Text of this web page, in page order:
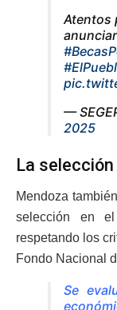
Atentos
—
2025
La selección
Mendoza
selección en
respetando los
Fondo Nacional
Se